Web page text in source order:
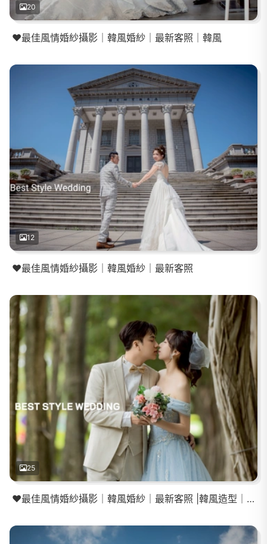
20
❤️最佳風情婚紗攝影｜韓風婚紗｜最新客照｜韓風
12
❤️最佳風情婚紗攝影｜韓風婚紗｜最新客照
25
❤️最佳風情婚紗攝影｜韓風婚紗｜最新客照 |韓風造型｜大同大學婚紗